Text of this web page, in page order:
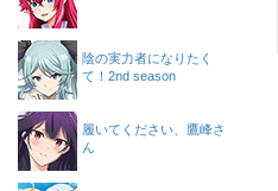
陰の実力者になりたく
て！2nd season
履いてください、鷹峰さ
ん